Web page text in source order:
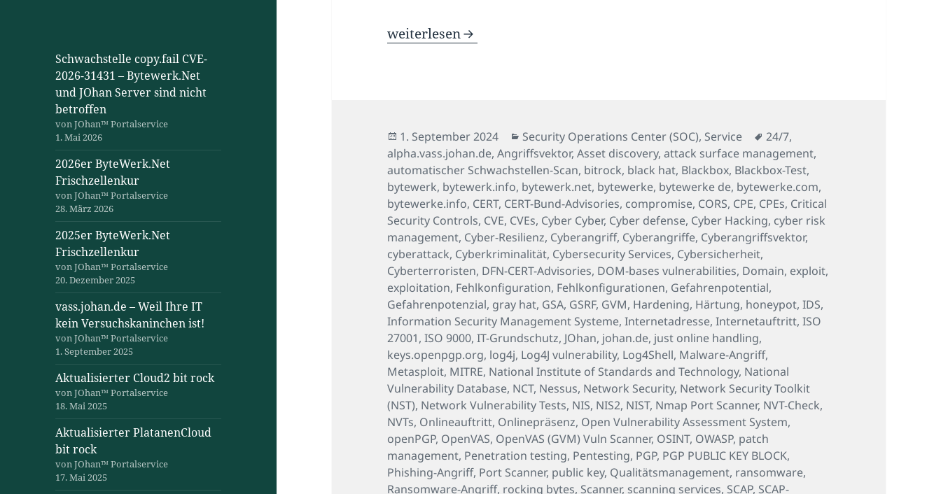
Schwachstelle copy.fail CVE-
2026-31431 – Bytewerk.Net
und JOhan Server sind nicht
betroffen
von JOhan™ Portalservice
1. Mai 2026
2026er ByteWerk.Net
Frischzellenkur
von JOhan™ Portalservice
28. März 2026
2025er ByteWerk.Net
Frischzellenkur
von JOhan™ Portalservice
20. Dezember 2025
vass.johan.de – Weil Ihre IT
kein Versuchskaninchen ist!
von JOhan™ Portalservice
1. September 2025
Aktualisierter Cloud2 bit rock
von JOhan™ Portalservice
18. Mai 2025
Aktualisierter PlatanenCloud
bit rock
von JOhan™ Portalservice
17. Mai 2025
Schwachstellenmanagement ist keine Kür, sondern eine Pflicht!
weiterlesen
Veröffentlicht
am
1. September 2024 Kategorien
Security Operations Center (SOC), Service Schlagwörter
24/7,
alpha.vass.johan.de,Angriffsvektor,Asset discovery,attack surface management,
automatischer Schwachstellen-Scan, bitrock, black hat, Blackbox, Blackbox-Test,
bytewerk, bytewerk.info, bytewerk.net, bytewerke, bytewerke de, bytewerke.com,
bytewerke.info, CERT, CERT-Bund-Advisories, compromise, CORS, CPE, CPEs, Critical
Security Controls, CVE, CVEs, Cyber Cyber, Cyber defense, Cyber Hacking, cyber risk
management, Cyber-Resilienz, Cyberangriff, Cyberangriffe, Cyberangriffsvektor,
cyberattack, Cyberkriminalität, Cybersecurity Services, Cybersicherheit,
Cyberterroristen, DFN-CERT-Advisories, DOM-bases vulnerabilities, Domain, exploit,
exploitation, Fehlkonfiguration, Fehlkonfigurationen, Gefahrenpotential,
Gefahrenpotenzial, gray hat, GSA, GSRF, GVM, Hardening, Härtung, honeypot,IDS,
Information Security Management Systeme,Internetadresse,Internetauftritt,ISO
27001,ISO 9000,IT-Grundschutz, JOhan, johan.de, just online handling,
keys.openpgp.org, log4j, Log4J vulnerability, Log4Shell, Malware-Angriff,
Metasploit, MITRE, National Institute of Standards and Technology, National
Vulnerability Database, NCT, Nessus, Network Security, Network Security Toolkit
(NST), Network Vulnerability Tests, NIS, NIS2, NIST, Nmap Port Scanner, NVT-Check,
NVTs, Onlineauftritt, Onlinepräsenz, Open Vulnerability Assessment System,
openPGP, OpenVAS, OpenVAS (GVM) Vuln Scanner, OSINT, OWASP, patch
management, Penetration testing, Pentesting, PGP, PGP PUBLIC KEY BLOCK,
Phishing-Angriff, Port Scanner, public key, Qualitätsmanagement, ransomware,
Ransomware-Angriff, rocking bytes, Scanner, scanning services, SCAP, SCAP-